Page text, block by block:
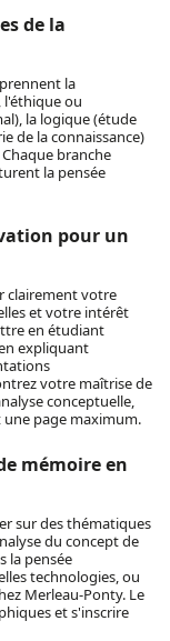
de la
la
l'éthique ou
la logique (étude
de la connaissance)
branche
la pensée
pour un
clairement votre
et votre intérêt
en étudiant
expliquant
votre maîtrise de
conceptuelle,
page maximum.
mémoire en
sur des thématiques
du concept de
la pensée
technologies, ou
Merleau-Ponty. Le
et s'inscrire